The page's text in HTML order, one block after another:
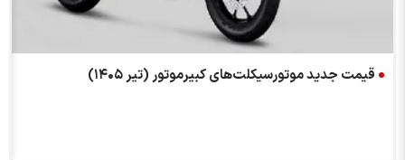
قیمت جدید موتورسیکلت‌های کبیرموتور (تیر ۱۴۰۵)